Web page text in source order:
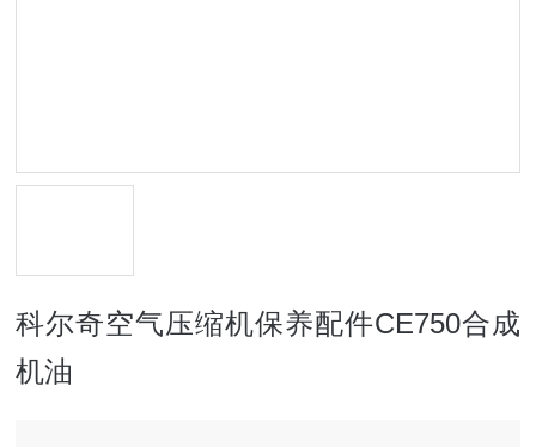
科尔奇空气压缩机保养配件CE750合成
机油